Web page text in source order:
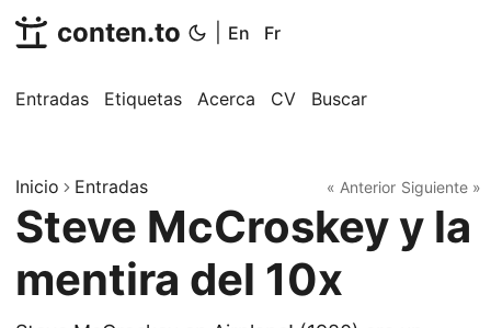
conten.to En Fr
Entradas Etiquetas Acerca CV Buscar
Inicio Entradas « Anterior Siguiente »
Steve McCroskey y la
mentira del 10x